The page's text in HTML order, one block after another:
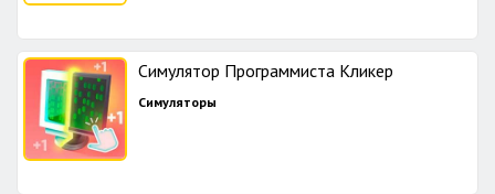
Симулятор Программиста Кликер
Симуляторы